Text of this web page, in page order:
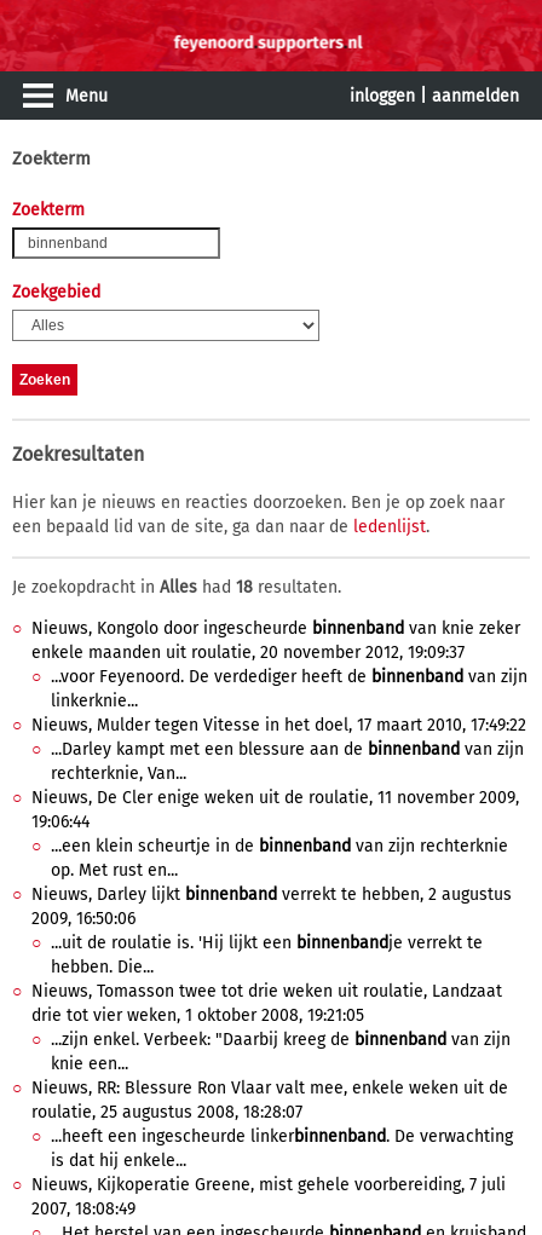
Menu inloggen aanmelden
Zoekterm
Zoekterm
Zoekgebied
Zoekresultaten
Hier kan je nieuws en reacties doorzoeken. Ben je op zoek naar
een bepaald lid van de site, ga dan naar de ledenlijst.
Je zoekopdracht in Alles had 18 resultaten.
Nieuws, Kongolo door ingescheurde binnenband van knie zeker
enkele maanden uit roulatie, 20 november 2012, 19:09:37
...voor Feyenoord. De verdediger heeft de binnenband van zijn
linkerknie...
Nieuws, Mulder tegen Vitesse in het doel, 17 maart 2010, 17:49:22
...Darley kampt met een blessure aan de binnenband van zijn
rechterknie, Van...
Nieuws, De Cler enige weken uit de roulatie, 11 november 2009,
19:06:44
...een klein scheurtje in de binnenband van zijn rechterknie
op. Met rust en...
Nieuws, Darley lijkt binnenband verrekt te hebben, 2 augustus
2009, 16:50:06
...uit de roulatie is. 'Hij lijkt een binnenbandje verrekt te
hebben. Die...
Nieuws, Tomasson twee tot drie weken uit roulatie, Landzaat
drie tot vier weken, 1 oktober 2008, 19:21:05
...zijn enkel. Verbeek: "Daarbij kreeg de binnenband van zijn
knie een...
Nieuws, RR: Blessure Ron Vlaar valt mee, enkele weken uit de
roulatie, 25 augustus 2008, 18:28:07
...heeft een ingescheurde linkerbinnenband. De verwachting
is dat hij enkele...
Nieuws, Kijkoperatie Greene, mist gehele voorbereiding, 7 juli
2007, 18:08:49